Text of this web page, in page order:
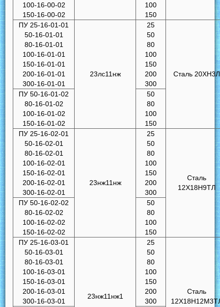
100-16-00-02
150-16-00-02
100
150
ПУ 25-16-01-01
50-16-01-01
80-16-01-01
100-16-01-01
150-16-01-01
200-16-01-01
300-16-01-01
23лс11нж
25
50
80
100
150
200
300
Сталь 20ХН3Л
ПУ 50-16-01-02
80-16-01-02
100-16-01-02
150-16-01-02
50
80
100
150
ПУ 25-16-02-01
50-16-02-01
80-16-02-01
100-16-02-01
150-16-02-01
200-16-02-01
300-16-02-01
23нж11нж
25
50
80
100
150
200
300
Сталь
12Х18Н9ТЛ
ПУ 50-16-02-02
80-16-02-02
100-16-02-02
150-16-02-02
50
80
100
150
ПУ 25-16-03-01
50-16-03-01
80-16-03-01
100-16-03-01
150-16-03-01
200-16-03-01
300-16-03-01
23нж11нж1
25
50
80
100
150
200
300
Сталь